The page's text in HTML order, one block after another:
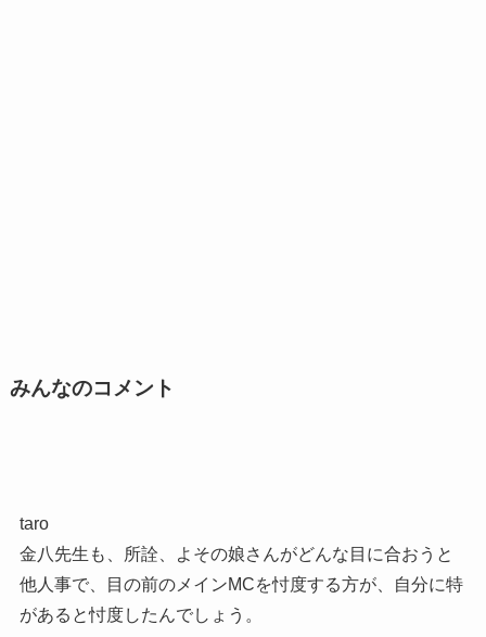
みんなのコメント
taro
金八先生も、所詮、よその娘さんがどんな目に合おうと
他人事で、目の前のメインMCを忖度する方が、自分に特
があると忖度したんでしょう。